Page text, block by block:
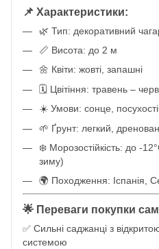
📌 Характеристики:
🌿 Тип: декоративний
📏 Висота: до 2 м
🌼 Квіти: жовті, запашні
🗓️ Цвітіння: травень –
☀️ Умови: сонце,
🌱 Ґрунт: легкий,
❄️ Морозостійкість: до -
зиму)
🌍 Походження: Іспанія,
🌟 Переваги покупки
✅ Сильні саджанці з
системою